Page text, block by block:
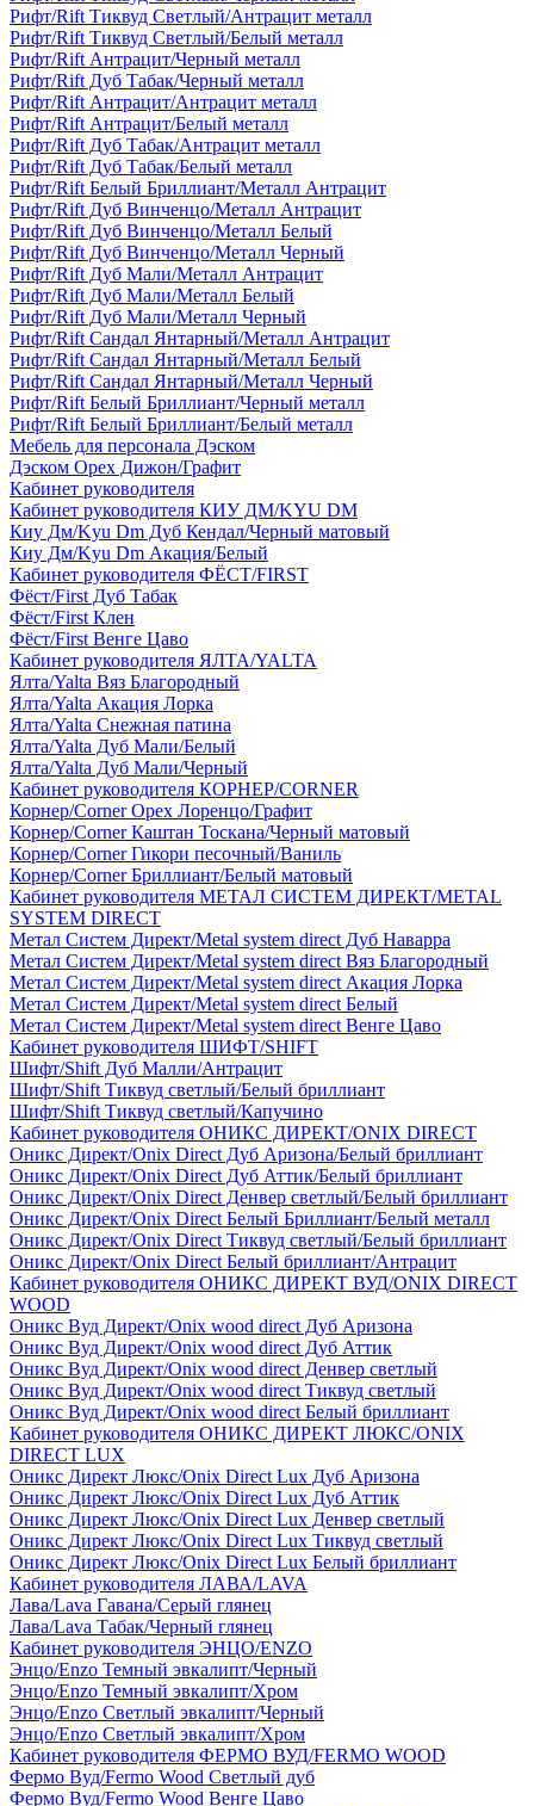
Рифт/Rift Тиквуд Светлый/Антрацит металл
Рифт/Rift Тиквуд Светлый/Белый металл
Рифт/Rift Антрацит/Черный металл
Рифт/Rift Дуб Табак/Черный металл
Рифт/Rift Антрацит/Антрацит металл
Рифт/Rift Антрацит/Белый металл
Рифт/Rift Дуб Табак/Антрацит металл
Рифт/Rift Дуб Табак/Белый металл
Рифт/Rift Белый Бриллиант/Металл Антрацит
Рифт/Rift Дуб Винченцо/Металл Антрацит
Рифт/Rift Дуб Винченцо/Металл Белый
Рифт/Rift Дуб Винченцо/Металл Черный
Рифт/Rift Дуб Мали/Металл Антрацит
Рифт/Rift Дуб Мали/Металл Белый
Рифт/Rift Дуб Мали/Металл Черный
Рифт/Rift Сандал Янтарный/Металл Антрацит
Рифт/Rift Сандал Янтарный/Металл Белый
Рифт/Rift Сандал Янтарный/Металл Черный
Рифт/Rift Белый Бриллиант/Черный металл
Рифт/Rift Белый Бриллиант/Белый металл
Мебель для персонала Дэском
Дэском Орех Дижон/Графит
Кабинет руководителя
Кабинет руководителя КИУ ДМ/KYU DM
Киу Дм/Kyu Dm Дуб Кендал/Черный матовый
Киу Дм/Kyu Dm Акация/Белый
Кабинет руководителя ФЁСТ/FIRST
Фёст/First Дуб Табак
Фёст/First Клен
Фёст/First Венге Цаво
Кабинет руководителя ЯЛТА/YALTA
Ялта/Yalta Вяз Благородный
Ялта/Yalta Акация Лорка
Ялта/Yalta Снежная патина
Ялта/Yalta Дуб Мали/Белый
Ялта/Yalta Дуб Мали/Черный
Кабинет руководителя КОРНЕР/CORNER
Корнер/Corner Орех Лоренцо/Графит
Корнер/Corner Каштан Тоскана/Черный матовый
Корнер/Corner Гикори песочный/Ваниль
Корнер/Corner Бриллиант/Белый матовый
Кабинет руководителя МЕТАЛ СИСТЕМ ДИРЕКТ/METAL
SYSTEM DIRECT
Метал Систем Директ/Metal system direct Дуб Наварра
Метал Систем Директ/Metal system direct Вяз Благородный
Метал Систем Директ/Metal system direct Акация Лорка
Метал Систем Директ/Metal system direct Белый
Метал Систем Директ/Metal system direct Венге Цаво
Кабинет руководителя ШИФТ/SHIFT
Шифт/Shift Дуб Малли/Антрацит
Шифт/Shift Тиквуд светлый/Белый бриллиант
Шифт/Shift Тиквуд светлый/Капучино
Кабинет руководителя ОНИКС ДИРЕКТ/ONIX DIRECT
Оникс Директ/Onix Direct Дуб Аризона/Белый бриллиант
Оникс Директ/Onix Direct Дуб Аттик/Белый бриллиант
Оникс Директ/Onix Direct Денвер светлый/Белый бриллиант
Оникс Директ/Onix Direct Белый Бриллиант/Белый металл
Оникс Директ/Onix Direct Тиквуд светлый/Белый бриллиант
Оникс Директ/Onix Direct Белый бриллиант/Антрацит
Кабинет руководителя ОНИКС ДИРЕКТ ВУД/ONIX DIRECT
WOOD
Оникс Вуд Директ/Onix wood direct Дуб Аризона
Оникс Вуд Директ/Onix wood direct Дуб Аттик
Оникс Вуд Директ/Onix wood direct Денвер светлый
Оникс Вуд Директ/Onix wood direct Тиквуд светлый
Оникс Вуд Директ/Onix wood direct Белый бриллиант
Кабинет руководителя ОНИКС ДИРЕКТ ЛЮКС/ONIX
DIRECT LUX
Оникс Директ Люкс/Onix Direct Lux Дуб Аризона
Оникс Директ Люкс/Onix Direct Lux Дуб Аттик
Оникс Директ Люкс/Onix Direct Lux Денвер светлый
Оникс Директ Люкс/Onix Direct Lux Тиквуд светлый
Оникс Директ Люкс/Onix Direct Lux Белый бриллиант
Кабинет руководителя ЛАВА/LAVA
Лава/Lava Гавана/Серый глянец
Лава/Lava Табак/Черный глянец
Кабинет руководителя ЭНЦО/ENZO
Энцо/Enzo Темный эвкалипт/Черный
Энцо/Enzo Темный эвкалипт/Хром
Энцо/Enzo Светлый эвкалипт/Черный
Энцо/Enzo Светлый эвкалипт/Хром
Кабинет руководителя ФЕРМО ВУД/FERMO WOOD
Фермо Вуд/Fermo Wood Светлый дуб
Фермо Вуд/Fermo Wood Венге Цаво